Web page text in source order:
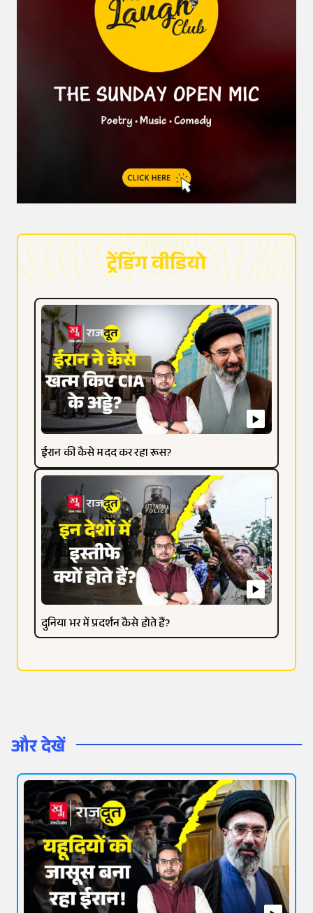
ट्रेंडिंग वीडियो
ईरान की कैसे मदद कर रहा रूस?
दुनिया भर में प्रदर्शन कैसे होते हैं?
और देखें